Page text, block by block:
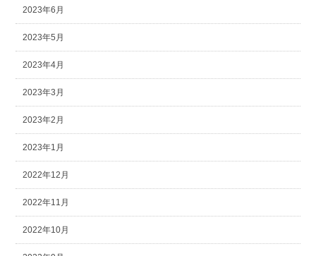
2023年6月
2023年5月
2023年4月
2023年3月
2023年2月
2023年1月
2022年12月
2022年11月
2022年10月